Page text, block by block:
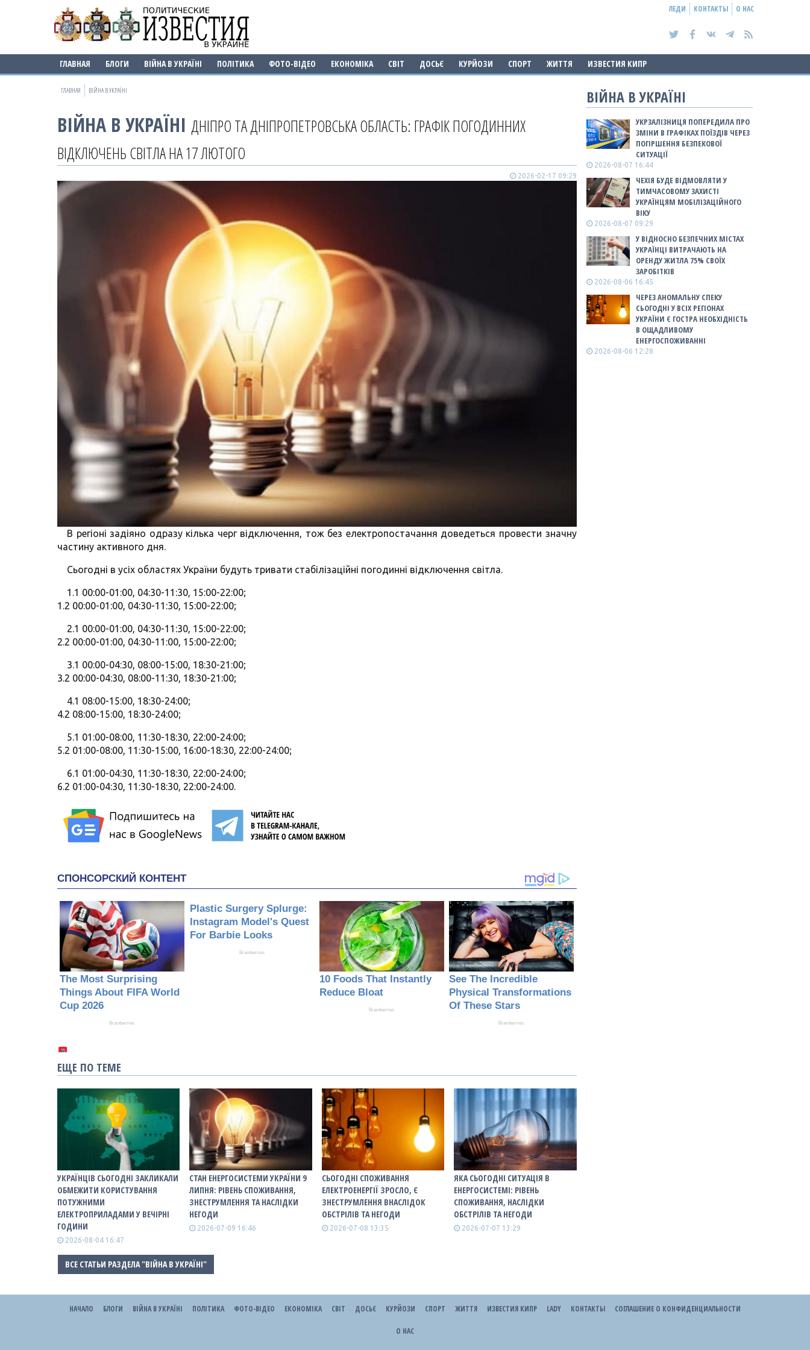
ЛЕДИ КОНТАКТЫ О НАС
ГЛАВНАЯ БЛОГИ ВІЙНА В УКРАЇНІ ПОЛІТИКА ФОТО-ВІДЕО ЕКОНОМІКА СВІТ ДОСЬЄ КУРЙОЗИ СПОРТ ЖИТТЯ ИЗВЕСТИЯ КИПР
ГЛАВНАЯ ВІЙНА В УКРАЇНІ
ВІЙНА В УКРАЇНІ ДНІПРО ТА ДНІПРОПЕТРОВСЬКА ОБЛАСТЬ: ГРАФІК ПОГОДИННИХ
ВІДКЛЮЧЕНЬ СВІТЛА НА 17 ЛЮТОГО
2026-02-17 09:29
В регіоні задіяно одразу кілька черг відключення, тож без електропостачання доведеться провести значну
частину активного дня.
Сьогодні в усіх областях України будуть тривати стабілізаційні погодинні відключення світла.
1.1 00:00-01:00, 04:30-11:30, 15:00-22:00;
1.2 00:00-01:00, 04:30-11:30, 15:00-22:00;
2.1 00:00-01:00, 04:30-11:30, 15:00-22:00;
2.2 00:00-01:00, 04:30-11:00, 15:00-22:00;
3.1 00:00-04:30, 08:00-15:00, 18:30-21:00;
3.2 00:00-04:30, 08:00-11:30, 18:30-21:00;
4.1 08:00-15:00, 18:30-24:00;
4.2 08:00-15:00, 18:30-24:00;
5.1 01:00-08:00, 11:30-18:30, 22:00-24:00;
5.2 01:00-08:00, 11:30-15:00, 16:00-18:30, 22:00-24:00;
6.1 01:00-04:30, 11:30-18:30, 22:00-24:00;
6.2 01:00-04:30, 11:30-18:30, 22:00-24:00.
ЕЩЕ ПО ТЕМЕ
УКРАЇНЦІВ СЬОГОДНІ ЗАКЛИКАЛИ
ОБМЕЖИТИ КОРИСТУВАННЯ
ПОТУЖНИМИ
ЕЛЕКТРОПРИЛАДАМИ У ВЕЧІРНІ
ГОДИНИ
2026-08-04 16:47
СТАН ЕНЕРГОСИСТЕМИ УКРАЇНИ 9
ЛИПНЯ: РІВЕНЬ СПОЖИВАННЯ,
ЗНЕСТРУМЛЕННЯ ТА НАСЛІДКИ
НЕГОДИ
2026-07-09 16:46
СЬОГОДНІ СПОЖИВАННЯ
ЕЛЕКТРОЕНЕРГІЇ ЗРОСЛО, Є
ЗНЕСТРУМЛЕННЯ ВНАСЛІДОК
ОБСТРІЛІВ ТА НЕГОДИ
2026-07-08 13:35
ЯКА СЬОГОДНІ СИТУАЦІЯ В
ЕНЕРГОСИСТЕМІ: РІВЕНЬ
СПОЖИВАННЯ, НАСЛІДКИ
ОБСТРІЛІВ ТА НЕГОДИ
2026-07-07 13:29
ВСЕ СТАТЬИ РАЗДЕЛА "ВІЙНА В УКРАЇНІ"
ВІЙНА В УКРАЇНІ
УКРЗАЛІЗНИЦЯ ПОПЕРЕДИЛА ПРО
ЗМІНИ В ГРАФІКАХ ПОЇЗДІВ ЧЕРЕЗ
ПОГІРШЕННЯ БЕЗПЕКОВОЇ
СИТУАЦІЇ
2026-08-07 16:44
ЧЕХІЯ БУДЕ ВІДМОВЛЯТИ У
ТИМЧАСОВОМУ ЗАХИСТІ
УКРАЇНЦЯМ МОБІЛІЗАЦІЙНОГО
ВІКУ
2026-08-07 09:29
У ВІДНОСНО БЕЗПЕЧНИХ МІСТАХ
УКРАЇНЦІ ВИТРАЧАЮТЬ НА
ОРЕНДУ ЖИТЛА 75% СВОЇХ
ЗАРОБІТКІВ
2026-08-06 16:45
ЧЕРЕЗ АНОМАЛЬНУ СПЕКУ
СЬОГОДНІ У ВСІХ РЕГІОНАХ
УКРАЇНИ Є ГОСТРА НЕОБХІДНІСТЬ
В ОЩАДЛИВОМУ
ЕНЕРГОСПОЖИВАННІ
2026-08-06 12:28
НАЧАЛО БЛОГИ ВІЙНА В УКРАЇНІ ПОЛІТИКА ФОТО-ВІДЕО ЕКОНОМІКА СВІТ ДОСЬЄ КУРЙОЗИ СПОРТ ЖИТТЯ ИЗВЕСТИЯ КИПР LADY КОНТАКТЫ СОГЛАШЕНИЕ О КОНФИДЕНЦИАЛЬНОСТИ
О НАС